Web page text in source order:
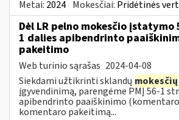
Metai: 2024 Mokesčiai: Pridėtinės
Dėl LR pelno mokesčio
1 dalies apibendrinto
pakeitimo
Web turinio sąrašas 2024-04-08
Siekdami užtikrinti sklandų mokesčių
įgyvendinimą, parengėme PMĮ 56-1
apibendrinto paaiškinimo
komentaro pakeitimą...